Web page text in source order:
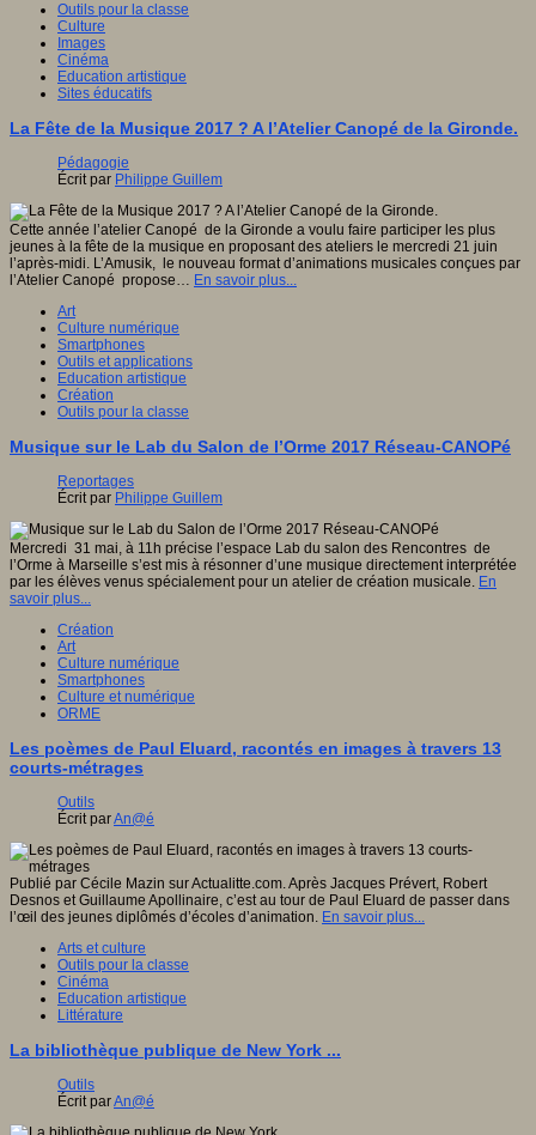
Outils pour la classe
Culture
Images
Cinéma
Education artistique
Sites éducatifs
La Fête de la Musique 2017 ? A l’Atelier Canopé de la Gironde.
Pédagogie
Écrit par Philippe Guillem
Cette année l’atelier Canopé de la Gironde a voulu faire participer les plus
jeunes à la fête de la musique en proposant des ateliers le mercredi 21 juin
l’après-midi. L’Amusik, le nouveau format d’animations musicales conçues par
l’Atelier Canopé propose… En savoir plus...
Art
Culture numérique
Smartphones
Outils et applications
Education artistique
Création
Outils pour la classe
Musique sur le Lab du Salon de l’Orme 2017 Réseau-CANOPé
Reportages
Écrit par Philippe Guillem
Mercredi 31 mai, à 11h précise l’espace Lab du salon des Rencontres de
l’Orme à Marseille s’est mis à résonner d’une musique directement interprétée
par les élèves venus spécialement pour un atelier de création musicale. En
savoir plus...
Création
Art
Culture numérique
Smartphones
Culture et numérique
ORME
Les poèmes de Paul Eluard, racontés en images à travers 13
courts-métrages
Outils
Écrit parAn@é
Publié par Cécile Mazin sur Actualitte.com. Après Jacques Prévert, Robert
Desnos et Guillaume Apollinaire, c’est au tour de Paul Eluard de passer dans
l’œil des jeunes diplômés d’écoles d’animation. En savoir plus...
Arts et culture
Outils pour la classe
Cinéma
Education artistique
Littérature
La bibliothèque publique de New York ...
Outils
Écrit parAn@é